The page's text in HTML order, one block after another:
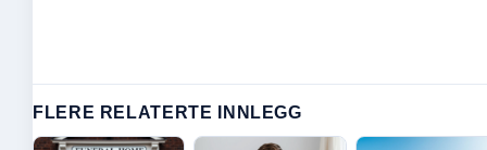
FLERE RELATERTE INNLEGG